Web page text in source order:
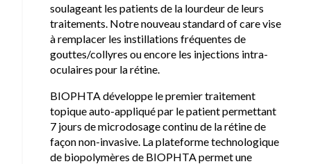
soulageant les patients de la lourdeur de leurs
traitements. Notre nouveau standard of care vise
à remplacer les instillations fréquentes de
gouttes/collyres ou encore les injections intra-
oculaires pour la rétine.
BIOPHTA développe le premier traitement
topique auto-appliqué par le patient permettant
7 jours de microdosage continu de la rétine de
façon non-invasive. La plateforme technologique
de biopolymères de BIOPHTA permet une